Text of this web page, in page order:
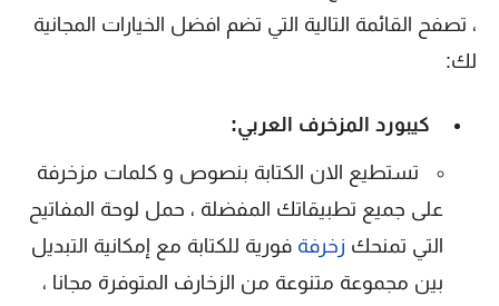
، تصفح القائمة التالية التي تضم افضل الخيارات المجانية
لك:
كيبورد المزخرف العربي:
تستطيع الان الكتابة بنصوص و كلمات مزخرفة
على جميع تطبيقاتك المفضلة ، حمل لوحة المفاتيح
التي تمنحك زخرفة فورية للكتابة مع إمكانية التبديل
بين مجموعة متنوعة من الزخارف المتوفرة مجانا ،